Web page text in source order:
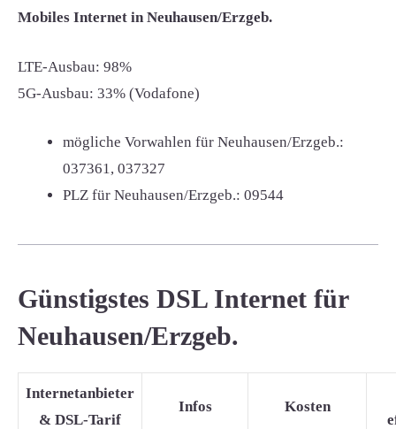
Mobiles Internet in Neuhausen/Erzgeb.
LTE-Ausbau: 98%
5G-Ausbau: 33% (Vodafone)
mögliche Vorwahlen für Neuhausen/Erzgeb.:
037361, 037327
PLZ für Neuhausen/Erzgeb.: 09544
Günstigstes DSL Internet für
Neuhausen/Erzgeb.
Internetanbieter
& DSL-Tarif
Infos Kosten